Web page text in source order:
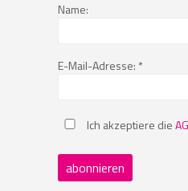
Name:
E-Mail-Adresse: *
Ich akzeptiere die